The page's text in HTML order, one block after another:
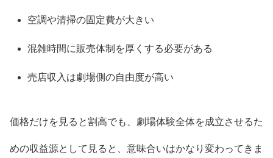
空調や清掃の固定費が大きい
混雑時間に販売体制を厚くする必要がある
売店収入は劇場側の自由度が高い
価格だけを見ると割高でも、劇場体験全体を成立させるた
めの収益源として見ると、意味合いはかなり変わってきま